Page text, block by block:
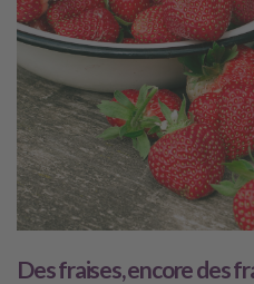
Des fraises, encore des